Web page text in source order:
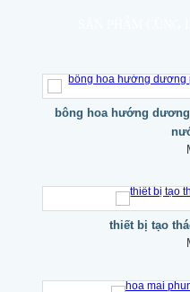
bông hoa hướng
thiết bị tạo